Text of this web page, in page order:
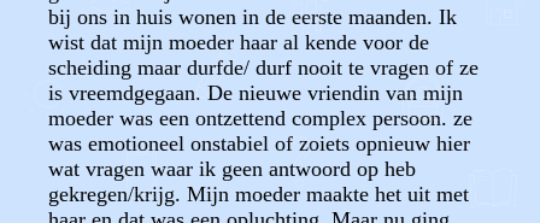
bij ons in huis wonen in de eerste maanden. Ik
wist dat mijn moeder haar al kende voor de
scheiding maar durfde/ durf nooit te vragen of ze
is vreemdgegaan. De nieuwe vriendin van mijn
moeder was een ontzettend complex persoon. ze
was emotioneel onstabiel of zoiets opnieuw hier
wat vragen waar ik geen antwoord op heb
gekregen/krijg. Mijn moeder maakte het uit met